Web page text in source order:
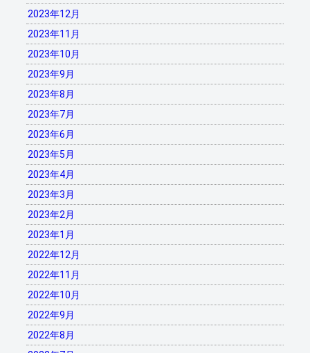
2023年12月
2023年11月
2023年10月
2023年9月
2023年8月
2023年7月
2023年6月
2023年5月
2023年4月
2023年3月
2023年2月
2023年1月
2022年12月
2022年11月
2022年10月
2022年9月
2022年8月